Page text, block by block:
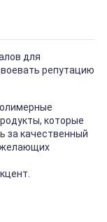
для
репутацию
которые
за качественный
желающих